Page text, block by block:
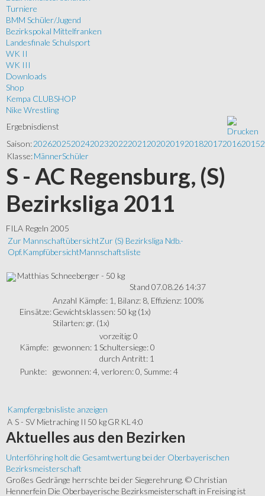
Turniere
BMM Schüler/Jugend
Bezirkspokal Mittelfranken
Landesfinale Schulsport
WK II
WK III
Downloads
Shop
Kempa CLUBSHOP
Nike Wrestling
Ergebnisdienst
Saison:202620252024202320222021 202020192018201720162015
Klasse:MännerSchüler
S - AC Regensburg, (S)
Bezirksliga 2011
FILA Regeln 2005
Zur MannschaftübersichtZur (S) Bezirksliga Ndb.-
Opf.KampfübersichtMannschaftsliste
Matthias Schneeberger - 50 kg
Stand 07.08.26 14:37
Einsätze:
Anzahl Kämpfe: 1, Bilanz: 8, Effizienz: 100%
Gewichtsklassen: 50 kg (1x)
Stilarten: gr. (1x)
Kämpfe: gewonnen: 1
vorzeitig: 0
Schultersiege: 0
durch Antritt: 1
Punkte: gewonnen: 4, verloren: 0, Summe: 4
Kampfergebnisliste anzeigen
A S - SV Mietraching II 50 kgGR KL 4:0
Aktuelles aus den Bezirken
Unterföhring holt die Gesamtwertung bei der Oberbayerischen
Bezirksmeisterschaft
Großes Gedränge herrschte bei der Siegerehrung. © Christian
Hennerfein Die Oberbayerische Bezirksmeisterschaft in Freising ist